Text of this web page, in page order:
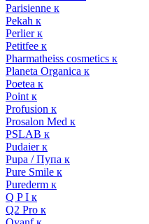
Parisienne к
Pekah к
Perlier к
Petitfee к
Pharmatheiss cosmetics к
Planeta Organica к
Poetea к
Point к
Profusion к
Prosalon Med к
PSLAB к
Pudaier к
Pupa / Пупа к
Pure Smile к
Purederm к
Q P I к
Q2 Pro к